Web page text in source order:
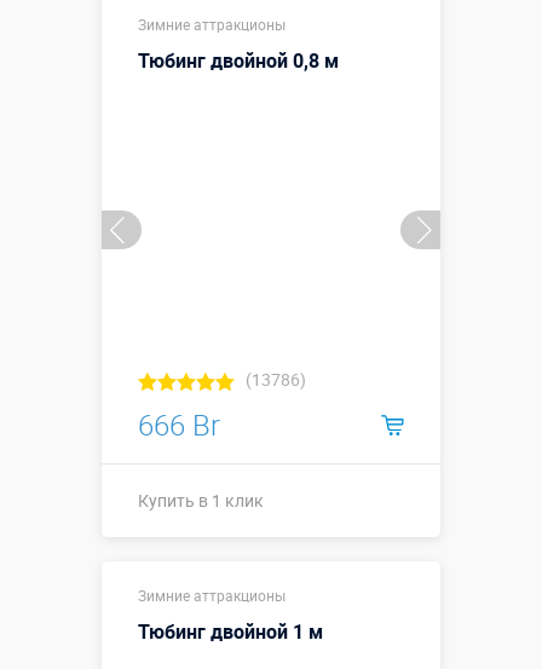
Зимние аттракционы
Тюбинг двойной 0,8 м
(13786)
666 Br
Купить в 1 клик
Зимние аттракционы
Тюбинг двойной 1 м